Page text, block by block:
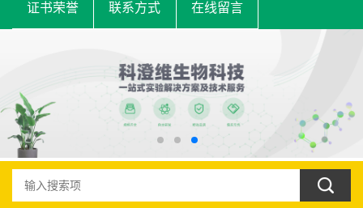
证书荣誉 联系方式 在线留言